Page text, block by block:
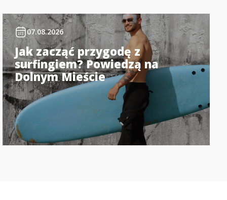
07.08.2026
Jak zacząć przygodę z
surfingiem? Powiedzą na
Dolnym Mieście